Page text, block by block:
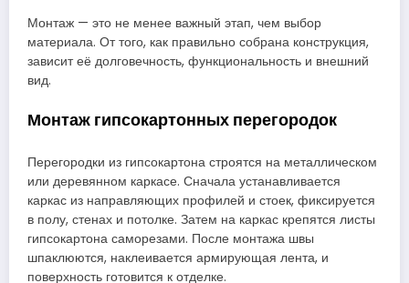
Монтаж — это не менее важный этап, чем выбор
материала. От того, как правильно собрана конструкция,
зависит её долговечность, функциональность и внешний
вид.
Монтаж гипсокартонных перегородок
Перегородки из гипсокартона строятся на металлическом
или деревянном каркасе. Сначала устанавливается
каркас из направляющих профилей и стоек, фиксируется
в полу, стенах и потолке. Затем на каркас крепятся листы
гипсокартона саморезами. После монтажа швы
шпаклюются, наклеивается армирующая лента, и
поверхность готовится к отделке.